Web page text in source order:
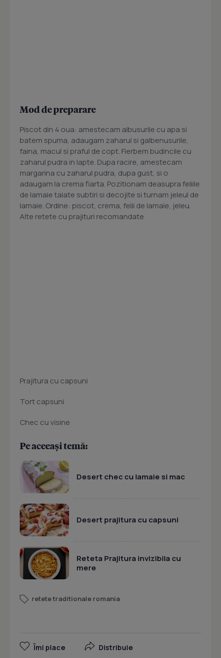
Mod de preparare
Piscot din 4 oua: amestecam albusurile cu apa si
batem spuma, adaugam zaharul si galbenusurile,
faina, macul si praful de copt. Fierbem budincile cu
zaharul pudra in lapte. Dupa racire, amestecam
margarina cu zaharul pudra, dupa gust, si o
adaugam la crema fiarta. Pozitionam deasupra feliile
de lamaie taiate subtiri si decojite si turnam jeleul de
lamaie. Ordine: piscot, crema, felii de lamaie, jeleu.
Alte retete cu prajituri recomandate
Prajitura cu capsuni
Tort capsuni
Chec cu visine
Pe aceeași temă:
Desert chec cu lamaie si mac
Desert prajitura cu capsuni
Reteta Prajitura invizibila cu
mere
retete traditionale romania
Îmi place Distribuie